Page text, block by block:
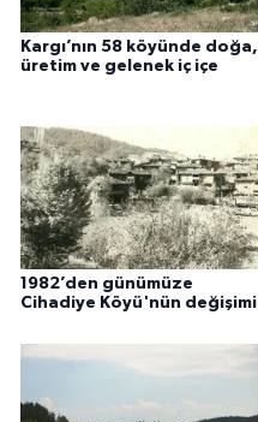
Kargı’nın 58 köyünde doğa,
üretim ve gelenek iç içe
1982’den günümüze
Cihadiye Köyü'nün değişimi